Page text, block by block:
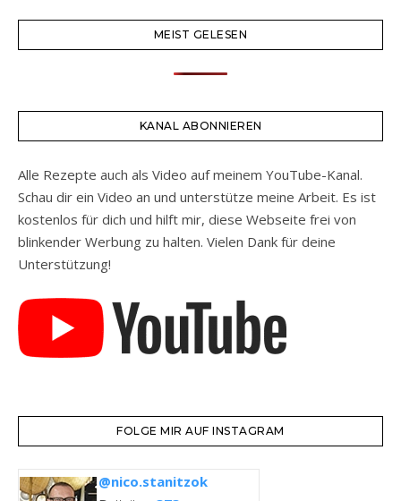
MEIST GELESEN
KANAL ABONNIEREN
Alle Rezepte auch als Video auf meinem YouTube-Kanal.
Schau dir ein Video an und unterstütze meine Arbeit. Es ist
kostenlos für dich und hilft mir, diese Webseite frei von
blinkender Werbung zu halten. Vielen Dank für deine
Unterstützung!
FOLGE MIR AUF INSTAGRAM
@nico.stanitzok